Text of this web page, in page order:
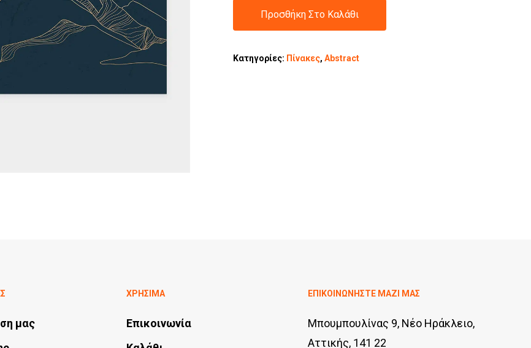
Προσθήκη Στο Καλάθι
Κατηγορίες: Πίνακες,Abstract
μας
ΧΡΗΣΙΜΑ
Επικοινωνία
ΕΠΙΚΟΙΝΩΝΗΣΤΕ ΜΑΖΙ ΜΑΣ
Μπουμπουλίνας 9, Νέο Ηράκλειο,
Αττικής, 141 22